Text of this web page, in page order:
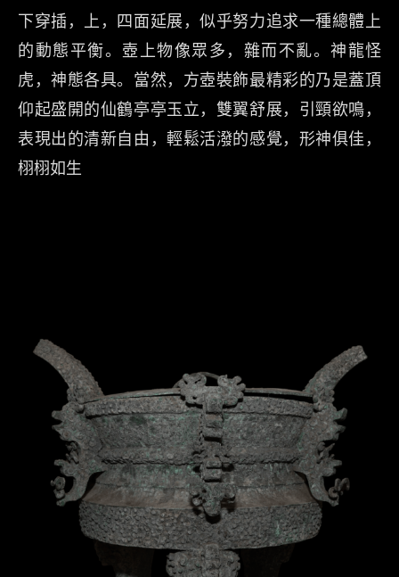
下穿插，上，四面延展，似乎努力追求一種總體上
的動態平衡。壺上物像眾多，雜而不亂。神龍怪
虎，神態各具。當然，方壺裝飾最精彩的乃是蓋頂
仰起盛開的仙鶴亭亭玉立，雙翼舒展，引頸欲鳴，
表現出的清新自由，輕鬆活潑的感覺，形神俱佳，
栩栩如生